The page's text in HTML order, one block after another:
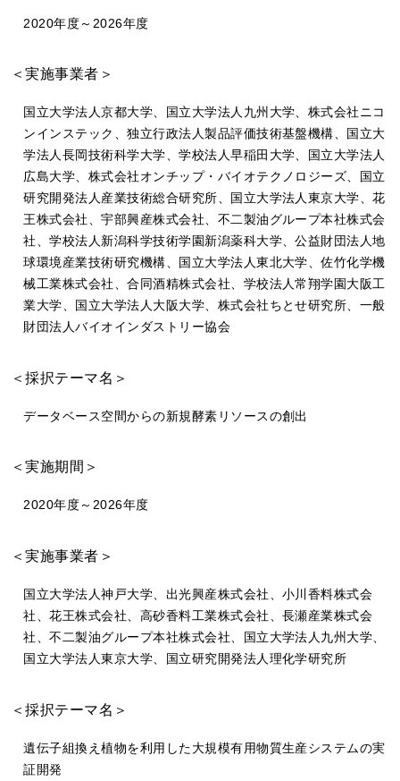
2020年度～2026年度
＜実施事業者＞
国立大学法人京都大学、国立大学法人九州大学、株式会社ニコ
ンインステック、独立行政法人製品評価技術基盤機構、国立大
学法人長岡技術科学大学、学校法人早稲田大学、国立大学法人
広島大学、株式会社オンチップ・バイオテクノロジーズ、国立
研究開発法人産業技術総合研究所、国立大学法人東京大学、花
王株式会社、宇部興産株式会社、不二製油グループ本社株式会
社、学校法人新潟科学技術学園新潟薬科大学、公益財団法人地
球環境産業技術研究機構、国立大学法人東北大学、佐竹化学機
械工業株式会社、合同酒精株式会社、学校法人常翔学園大阪工
業大学、国立大学法人大阪大学、株式会社ちとせ研究所、一般
財団法人バイオインダストリー協会
＜採択テーマ名＞
データベース空間からの新規酵素リソースの創出
＜実施期間＞
2020年度～2026年度
＜実施事業者＞
国立大学法人神戸大学、出光興産株式会社、小川香料株式会
社、花王株式会社、高砂香料工業株式会社、長瀬産業株式会
社、不二製油グループ本社株式会社、国立大学法人九州大学、
国立大学法人東京大学、国立研究開発法人理化学研究所
＜採択テーマ名＞
遺伝子組換え植物を利用した大規模有用物質生産システムの実
証開発